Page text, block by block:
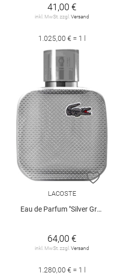
41,00 €
inkl. MwSt. zzgl. Versand
1.025,00 € = 1 l
WUNSCHLISTE HINZUFÜGEN
ZUR
LACOSTE
Eau de Parfum "Silver Grey"
64,00 €
inkl. MwSt. zzgl. Versand
1.280,00 € = 1 l